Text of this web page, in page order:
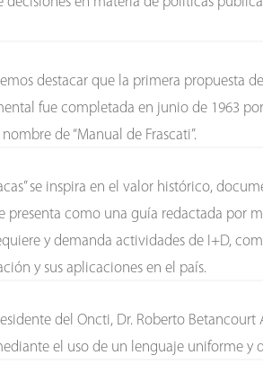
destacar que la primera propuesta
fue completada en junio de 1963
de “Manual de Frascati”.
se inspira en el valor histórico,
presenta como una guía redactada por
y demanda actividades de I+D,
y sus aplicaciones en el país.
del Oncti, Dr. Roberto
el uso de un lenguaje uniforme y